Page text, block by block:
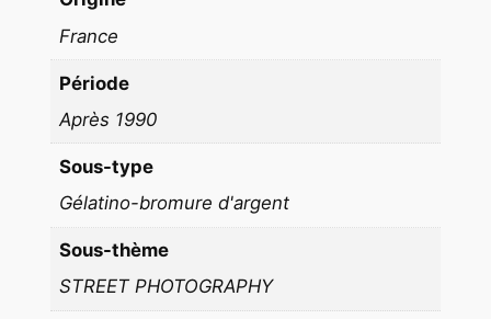
P
R
I
m
France
Période
Après 1990
Sous-type
Gélatino-bromure d'argent
Sous-thème
STREET PHOTOGRAPHY